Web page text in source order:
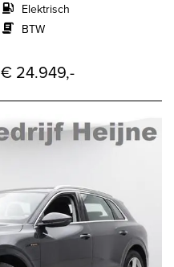
Elektrisch
BTW
€ 24.949,-